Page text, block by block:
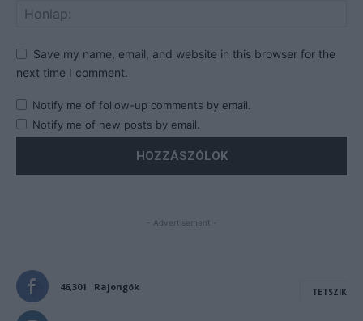
Save my name, email, and website in this browser for the
next time I comment.
Notify me of follow-up comments by email.
Notify me of new posts by email.
- Advertisement -
46,301 Rajongók TETSZIK